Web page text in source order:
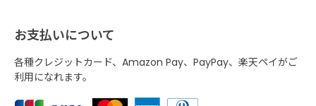
お支払いについて
各種クレジットカード、Amazon Pay、PayPay、楽天ペイがご
利用になれます。